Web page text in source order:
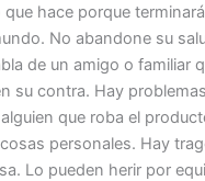
hace porque
No abandone su
de un amigo o familiar
su contra. Hay
que roba el
personales. Hay
Lo pueden herir por